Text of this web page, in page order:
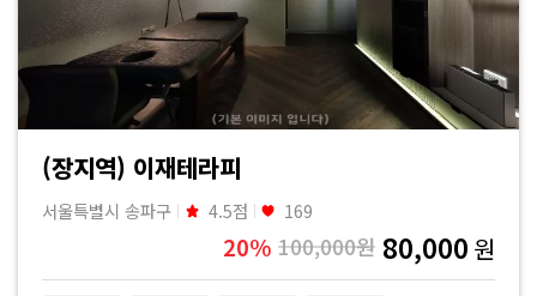
(장지역) 이재테라피
서울특별시 송파구 4.5점 169
20% 100,000원 80,000 원